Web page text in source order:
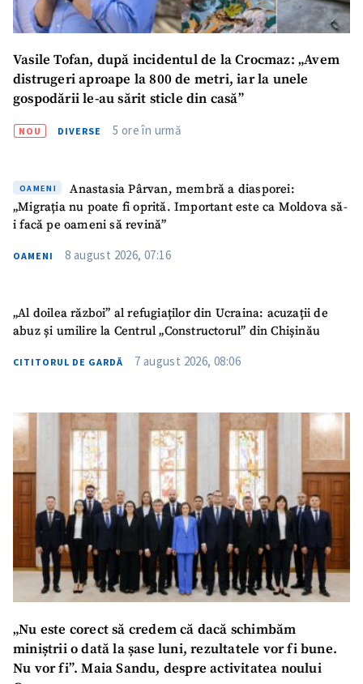
Vasile Tofan, după incidentul de la Crocmaz: „Avem
distrugeri aproape la 800 de metri, iar la unele
gospodării le-au sărit sticle din casă”
NOU DIVERSE 5 ore în urmă
OAMENI
Anastasia Pârvan, membră a diasporei:
„Migrația nu poate fi oprită. Important este ca Moldova să-
i facă pe oameni să revină”
OAMENI 8 august 2026, 07:16
„Al doilea război” al refugiaților din Ucraina: acuzații de
abuz și umilire la Centrul „Constructorul” din Chișinău
CITITORUL DE GARDĂ 7 august 2026, 08:06
„Nu este corect să credem că dacă schimbăm
miniștrii o dată la șase luni, rezultatele vor fi bune.
Nu vor fi”. Maia Sandu, despre activitatea noului